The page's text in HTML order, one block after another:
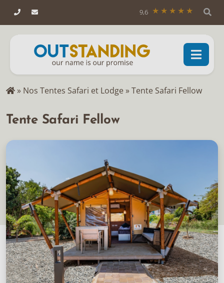
9,6
» Nos Tentes Safari et Lodge »Tente Safari Fellow
Tente Safari Fellow